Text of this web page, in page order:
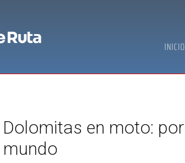
INICIO
Dolomitas en moto:
mundo